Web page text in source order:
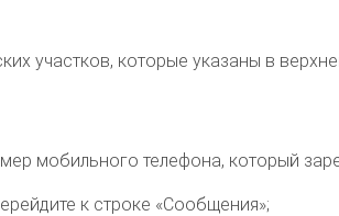
участков, которые указаны в
мобильного телефона, который
к строке «Сообщения»;